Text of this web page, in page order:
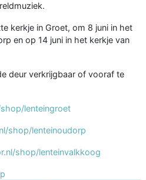
kerkje in Groet, om 8 juni in het
en op 14 juni in het kerkje van
deur verkrijgbaar of vooraf te
lenteingroet
shop/lenteinoudorp
shop/lenteinvalkkoog